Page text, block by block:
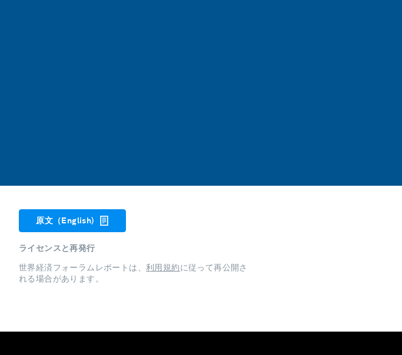
原文（English)
ライセンスと再発行
世界経済フォーラムレポートは、 利用規約に従って再公開さ
れる場合があります。